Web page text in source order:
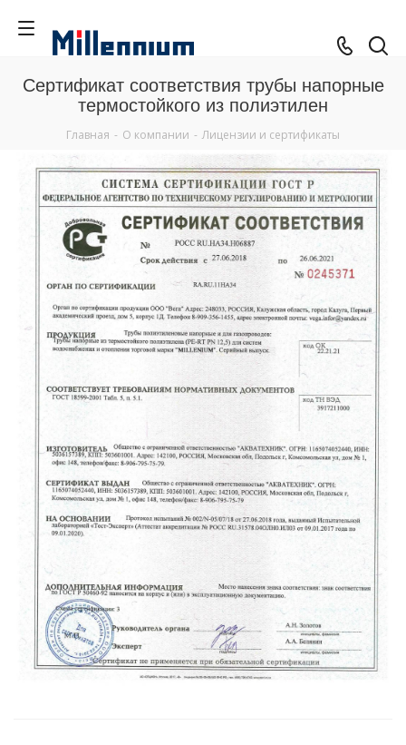
Сертификат соответствия трубы напорные
термостойкого из полиэтилен
Главная - О компании - Лицензии и сертификаты